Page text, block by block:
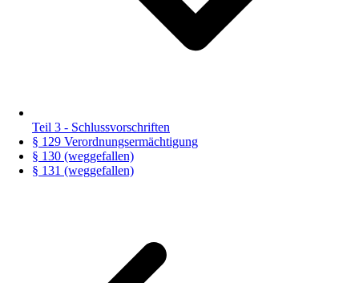
Teil 3 - Schlussvorschriften
§ 129 Verordnungsermächtigung
§ 130 (weggefallen)
§ 131 (weggefallen)